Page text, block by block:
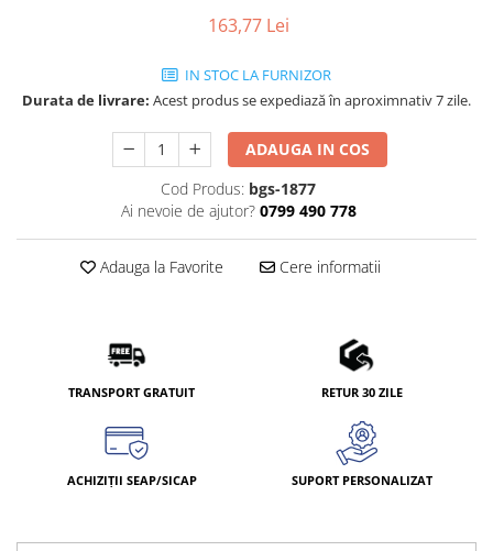
163,77 Lei
IN STOC LA FURNIZOR
Durata de livrare: Acest produs se expediază în aproximnativ 7 zile.
ADAUGA IN COS
Cod Produs: bgs-1877
Ai nevoie de ajutor? 0799 490 778
Adauga la Favorite Cere informatii
TRANSPORT GRATUIT RETUR 30 ZILE
ACHIZIȚII SEAP/SICAP SUPORT PERSONALIZAT